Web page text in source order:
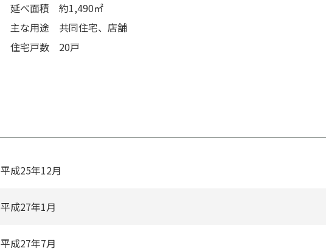
延べ⾯積 約1,490㎡
主な⽤途 共同住宅、店舗
住宅⼾数 20⼾
平成25年12⽉
平成27年1⽉
平成27年7⽉